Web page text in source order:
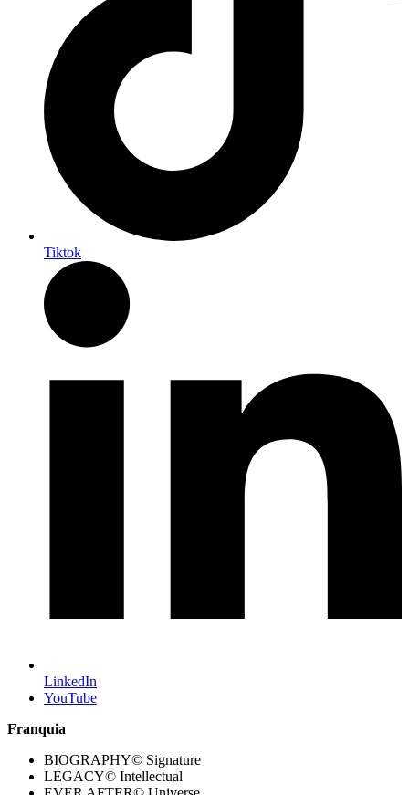
Tiktok
LinkedIn
YouTube
Franquia
BIOGRAPHY© Signature
LEGACY© Intellectual